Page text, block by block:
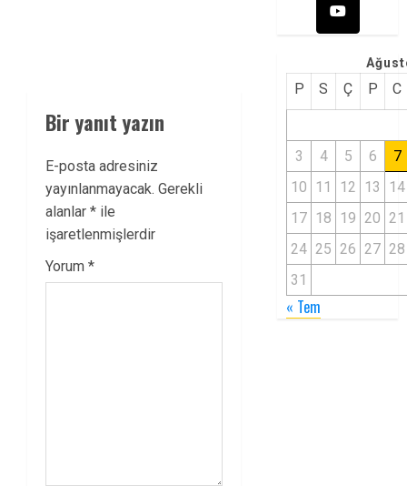
Bir yanıt yazın
E-posta adresiniz
yayınlanmayacak. Gerekli
alanlar * ile
işaretlenmişlerdir
Yorum *
P S Ç P C
3 4 5 6
7
10 11 12 13
14
17 18 19 20 21
24 25 26 27 28
31
« Tem